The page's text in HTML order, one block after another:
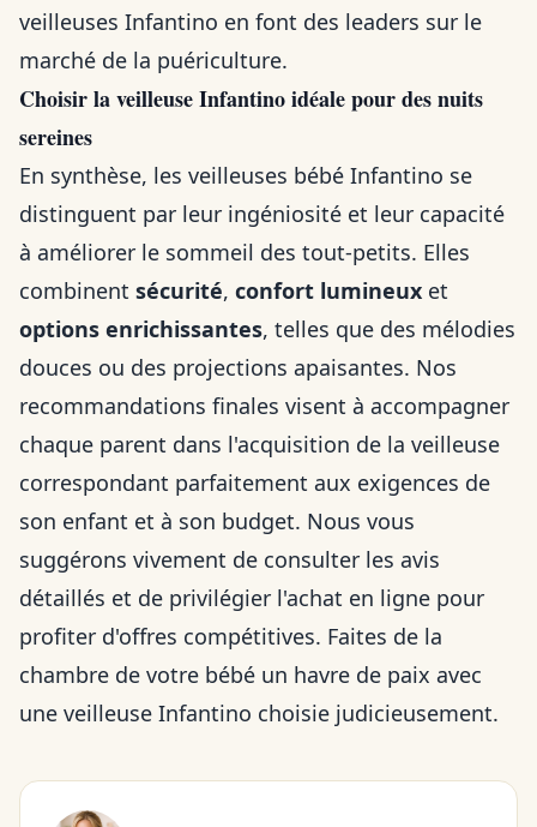
veilleuses Infantino en font des leaders sur le
marché de la puériculture.
Choisir la veilleuse Infantino idéale pour des nuits
sereines
En synthèse, les veilleuses bébé Infantino se
distinguent par leur ingéniosité et leur capacité
à améliorer le sommeil des tout-petits. Elles
combinent sécurité, confort lumineux et
options enrichissantes, telles que des mélodies
douces ou des projections apaisantes. Nos
recommandations finales visent à accompagner
chaque parent dans l'acquisition de la veilleuse
correspondant parfaitement aux exigences de
son enfant et à son budget. Nous vous
suggérons vivement de consulter les avis
détaillés et de privilégier l'achat en ligne pour
profiter d'offres compétitives. Faites de la
chambre de votre bébé un havre de paix avec
une veilleuse Infantino choisie judicieusement.